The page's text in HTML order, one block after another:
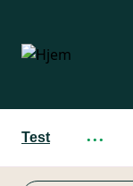
hovedindhold
Test ···